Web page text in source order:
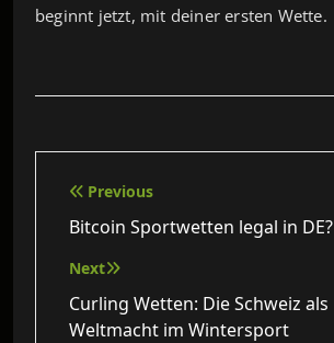
beginnt jetzt, mit deiner ersten Wette.
Beitragsnavigation
Previous
Bitcoin Sportwetten legal in DE?
Next
Curling Wetten: Die Schweiz als
Weltmacht im Wintersport